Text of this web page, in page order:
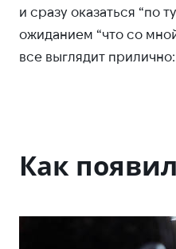
и сразу оказаться “по
ожиданием “что со
все выглядит
Как